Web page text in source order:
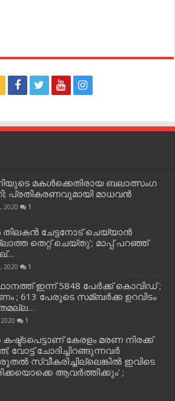
മകള്‍ക്കെതിരായ ബലാത്സംഗ
പ്രതികരണവുമായി മാധവന്‍
2020 1
തിലകന്‍ ചേട്ടനോട് ചെയ്യാന്‍
തെറ്റ് ചെയ്തു’; മാപ്പ് പറഞ്ഞ്
2020 1
ഇന്ന് 5848 പേര്‍ക്ക് കൊവി‌ഡ് ;
; 613 പേരുടെ സമ്ബര്‍ക്ക ഉറവിടം
1
കേരളം മരണ നിരക്ക്
വോട്ട് ചോദിച്ചിറങ്ങുന്നവർ
സ്വീകരിച്ചില്ലെങ്കിൽ ഇവിടെ
ആവർത്തിക്കും’ ;